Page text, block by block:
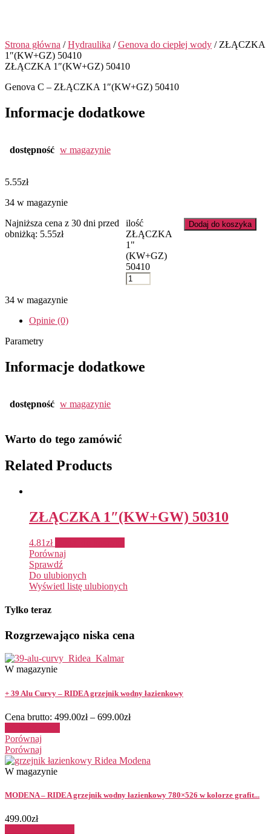
Strona główna /Hydraulika /Genova do ciepłej wody / ZŁĄCZKA
1″(KW+GZ) 50410
ZŁĄCZKA 1″(KW+GZ) 50410
Genova C – ZŁĄCZKA 1″(KW+GZ) 50410
Informacje dodatkowe
dostępność w magazynie
5.55zł
34 w magazynie
Najniższa cena z 30 dni przed
obniżką: 5.55zł
ilość
ZŁĄCZKA
1"
(KW+GZ)
50410
Dodaj do koszyka
34 w magazynie
Opinie (0)
Parametry
Informacje dodatkowe
dostępność w magazynie
Warto do tego zamówić
Related Products
ZŁĄCZKA 1″(KW+GW) 50310
4.81zł
Porównaj
Sprawdź
Do ulubionych
Wyświetl listę ulubionych
Tylko teraz
Rozgrzewająco niska cena
W magazynie
+ 39 Alu Curvy – RIDEA grzejnik wodny łazienkowy
Cena brutto: 499.00zł– 699.00zł
Porównaj
Porównaj
W magazynie
MODENA – RIDEA grzejnik wodny łazienkowy 780×526 w kolorze grafit...
499.00zł